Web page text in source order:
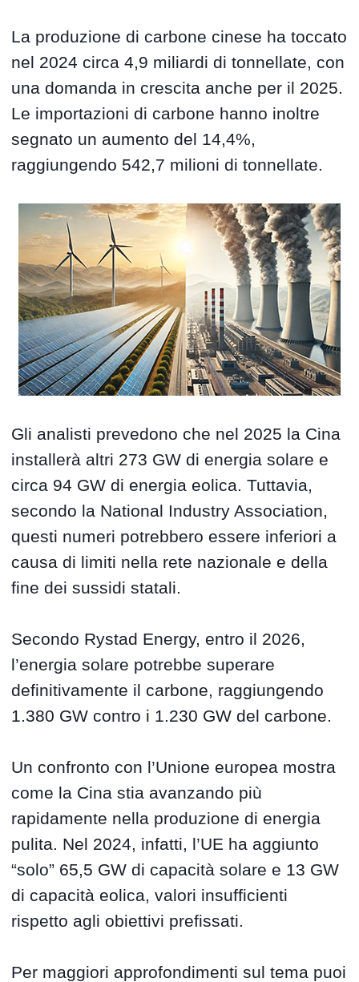
La produzione di carbone cinese ha toccato
nel 2024 circa 4,9 miliardi di tonnellate, con
una domanda in crescita anche per il 2025.
Le importazioni di carbone hanno inoltre
segnato un aumento del 14,4%,
raggiungendo 542,7 milioni di tonnellate.
Gli analisti prevedono che nel 2025 la Cina
installerà altri 273 GW di energia solare e
circa 94 GW di energia eolica. Tuttavia,
secondo la National Industry Association,
questi numeri potrebbero essere inferiori a
causa di limiti nella rete nazionale e della
fine dei sussidi statali.
Secondo Rystad Energy, entro il 2026,
l’energia solare potrebbe superare
definitivamente il carbone, raggiungendo
1.380 GW contro i 1.230 GW del carbone.
Un confronto con l’Unione europea mostra
come la Cina stia avanzando più
rapidamente nella produzione di energia
pulita. Nel 2024, infatti, l’UE ha aggiunto
“solo” 65,5 GW di capacità solare e 13 GW
di capacità eolica, valori insufficienti
rispetto agli obiettivi prefissati.
Per maggiori approfondimenti sul tema puoi